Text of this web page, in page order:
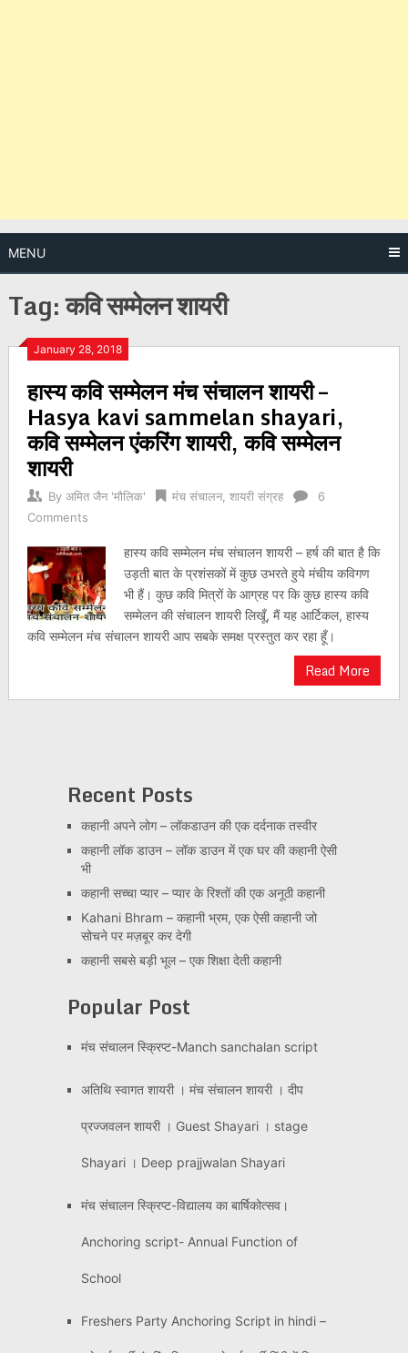
MENU
Tag:कवि सम्मेलन शायरी
January 28, 2018
हास्य कवि सम्मेलन मंच संचालन शायरी –
Hasya kavi sammelan shayari,
कवि सम्मेलन एंकरिंग शायरी, कवि सम्मेलन
शायरी
By अमित जैन 'मौलिक' मंच संचालन, शायरी संग्रह
6
Comments
हास्य कवि सम्मेलन मंच संचालन शायरी – हर्ष की बात है कि
उड़ती बात के प्रशंसकों में कुछ उभरते हुये मंचीय कविगण
भी हैं। कुछ कवि मित्रों के आग्रह पर कि कुछ हास्य कवि
सम्मेलन की संचालन शायरी लिखूँ, मैं यह आर्टिकल, हास्य
कवि सम्मेलन मंच संचालन शायरी आप सबके समक्ष प्रस्तुत कर रहा हूँ।
Read More
Posts
navigation
Recent Posts
कहानी अपने लोग – लॉकडाउन की एक दर्दनाक तस्वीर
कहानी लॉक डाउन – लॉक डाउन में एक घर की कहानी ऐसी
भी
कहानी सच्चा प्यार – प्यार के रिश्तों की एक अनूठी कहानी
Kahani Bhram – कहानी भ्रम, एक ऐसी कहानी जो
सोचने पर मज़बूर कर देगी
कहानी सबसे बड़ी भूल – एक शिक्षा देती कहानी
Popular Post
मंच संचालन स्क्रिप्ट-Manch sanchalan script
अतिथि स्वागत शायरी । मंच संचालन शायरी । दीप
प्रज्जवलन शायरी । Guest Shayari । stage
Shayari । Deep prajjwalan Shayari
मंच संचालन स्क्रिप्ट-विद्यालय का बार्षिकोत्सव।
Anchoring script- Annual Function of
School
Freshers Party Anchoring Script in hindi –